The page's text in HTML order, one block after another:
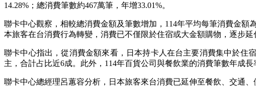
14.28%；總消費筆數約467萬筆，年增33.01%。
聯卡中心觀察，相較總消費金額及筆數增加，114年平均每筆消費金額
本旅客在台消費行為轉變，消費已不僅限於住宿或大金額購物，逐步
聯卡中心指出，從消費金額來看，日本持卡人在台主要消費集中於住
主，合計占比近6成。此外，114年百貨公司與餐飲業的消費筆數年成長
聯卡中心總經理呂蕙容分析，日本旅客來台消費已延伸至餐飲、交通